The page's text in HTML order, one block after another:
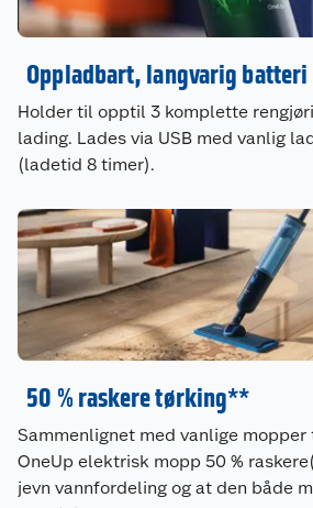
Oppladbart, langvarig batteri
Holder til opptil 3 komplette
lading. Lades via USB med vanlig
(ladetid 8 timer).
50 % raskere tørking**
Sammenlignet med vanlige
OneUp elektrisk mopp 50 %
jevn vannfordeling og at den både